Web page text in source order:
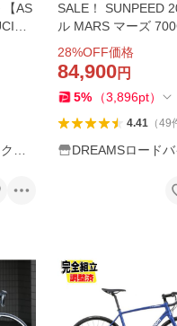
【AS
認
ク
油
ボ
可
直
SALE！ SUNPEED
ル MARS マーズ
ボンフォーク ロー
ク 新シマノ R2000
STIレバー デュアル
ールレバー 16段
28%OFF価格
84,900円
5% （3,896pt）
4.41（49
DREAMSロードバ